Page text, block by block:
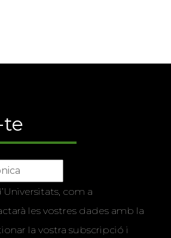
te
com a
les vostres dades amb la
la vostra subscripció i